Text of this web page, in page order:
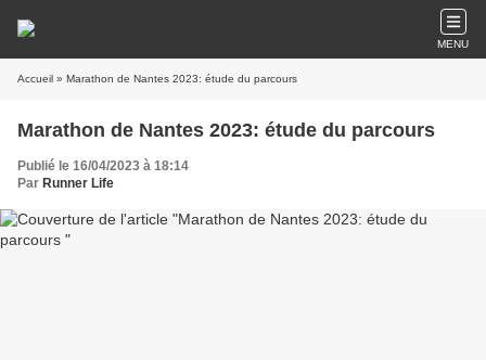
MENU
Accueil » Marathon de Nantes 2023: étude du parcours
Marathon de Nantes 2023: étude du parcours
Publié le 16/04/2023 à 18:14
Par Runner Life